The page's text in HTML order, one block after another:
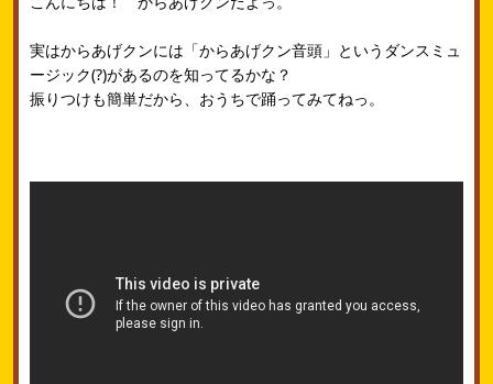
実はからあげクンには「からあげクン音頭」というダンスミュ
ージック(?)があるのを知ってるかな？
振りつけも簡単だから、おうちで踊ってみてねっ。